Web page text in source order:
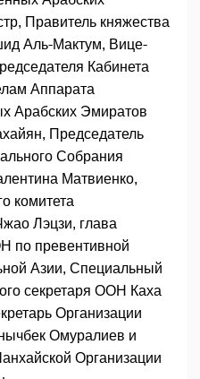
Правитель княжества
Аль-Мактум, Вице-
Кабинета
Аппарата
Арабских Эмиратов
Председатель
Собрания
Матвиенко,
комитета
Лэцзи, глава
по превентивной
Азии, Специальный
секретаря ООН Каха
Организации
Омуралиев и
Организации